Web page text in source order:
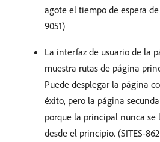
agote el tiempo de espera
9051)
La interfaz de usuario de la
muestra rutas de página
Puede desplegar la página
éxito, pero la página
porque la principal nunca se
desde el principio. (SITES-